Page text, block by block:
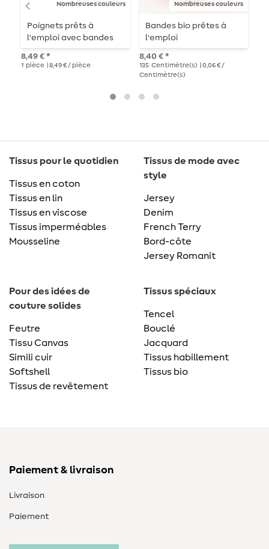
Nombreuses couleurs
Poignets prêts à
l'emploi avec bandes
de collet
8,49 € *
1 pièce | 8,49 € / pièce
Nombreuses couleurs
Bandes bio prêtes à
l'emploi
8,40 € *
135 Centimètre(s)
| 0,06 € /
Centimètre(s)
Tissus pour le quotidien
Tissus en coton
Tissus en lin
Tissus en viscose
Tissus imperméables
Mousseline
Tissus de mode avec
style
Jersey
Denim
French Terry
Bord-côte
Jersey Romanit
Pour des idées de
couture solides
Feutre
Tissu Canvas
Simili cuir
Softshell
Tissus de revêtement
Tissus spéciaux
Tencel
Bouclé
Jacquard
Tissus habillement
Tissus bio
Paiement & livraison
Livraison
Paiement